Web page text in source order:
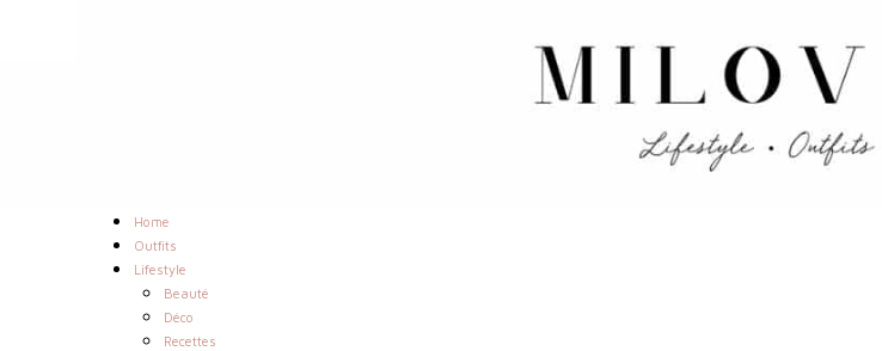
Home
Outfits
Lifestyle
Beauté
Déco
Recettes